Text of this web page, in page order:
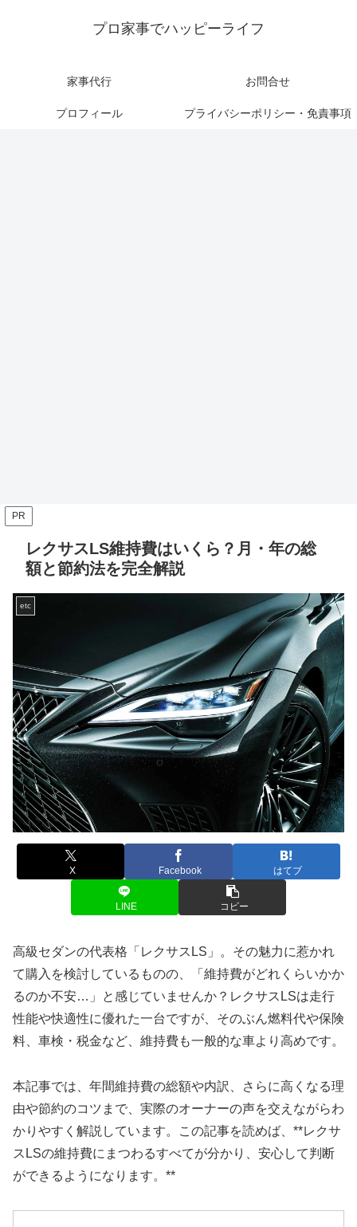
プロ家事でハッピーライフ
家事代行 お問合せ
プロフィール プライバシーポリシー・免責事項
PR
レクサスLS維持費はいくら？月・年の総
額と節約法を完全解説
etc
X Facebook はてブ
LINE コピー
高級セダンの代表格「レクサスLS」。その魅力に惹かれ
て購入を検討しているものの、「維持費がどれくらいかか
るのか不安…」と感じていませんか？レクサスLSは走行
性能や快適性に優れた一台ですが、そのぶん燃料代や保険
料、車検・税金など、維持費も一般的な車より高めです。
本記事では、年間維持費の総額や内訳、さらに高くなる理
由や節約のコツまで、実際のオーナーの声を交えながらわ
かりやすく解説しています。この記事を読めば、**レクサ
スLSの維持費にまつわるすべてが分かり、安心して判断
ができるようになります。**